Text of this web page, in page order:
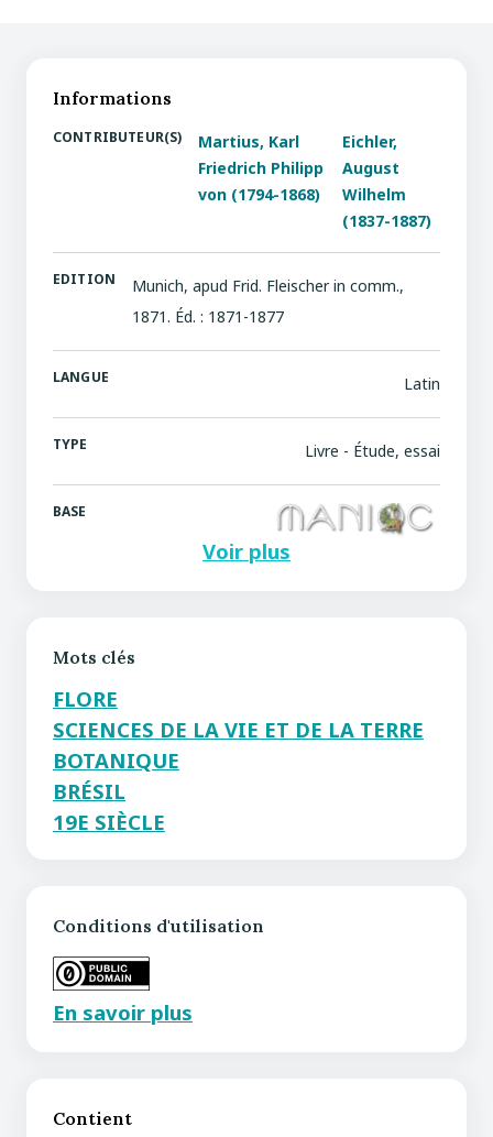
Informations
CONTRIBUTEUR(S)
Martius, Karl
Friedrich Philipp
von (1794-1868)
Eichler,
August
Wilhelm
(1837-1887)
EDITION
Munich, apud Frid. Fleischer in comm.,
1871. Éd. : 1871-1877
LANGUE Latin
TYPE Livre - Étude, essai
BASE
Voir plus
Mots clés
FLORE
SCIENCES DE LA VIE ET DE LA TERRE
BOTANIQUE
BRÉSIL
19E SIÈCLE
Conditions d'utilisation
En savoir plus
Contient